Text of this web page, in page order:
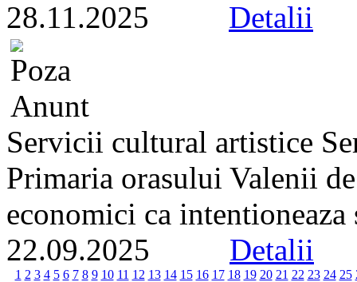
28.11.2025 Detalii
Servicii cultural artistice
Primaria orasului Valenii
economici ca
22.09.2025 Detalii
1 2 3 4 5 6 7 8 9 10 11 12 13 14 15 16 17 18 19 20 21 22 23 24 25